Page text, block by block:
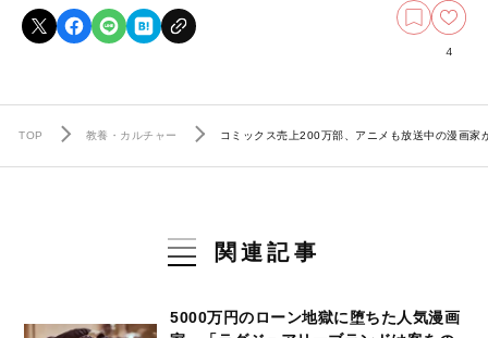
4
TOP 教養・カルチャー コミックス売上200万部、アニメも放送中の漫画
関連記事
5000万円のローン地獄に堕ちた人気漫画